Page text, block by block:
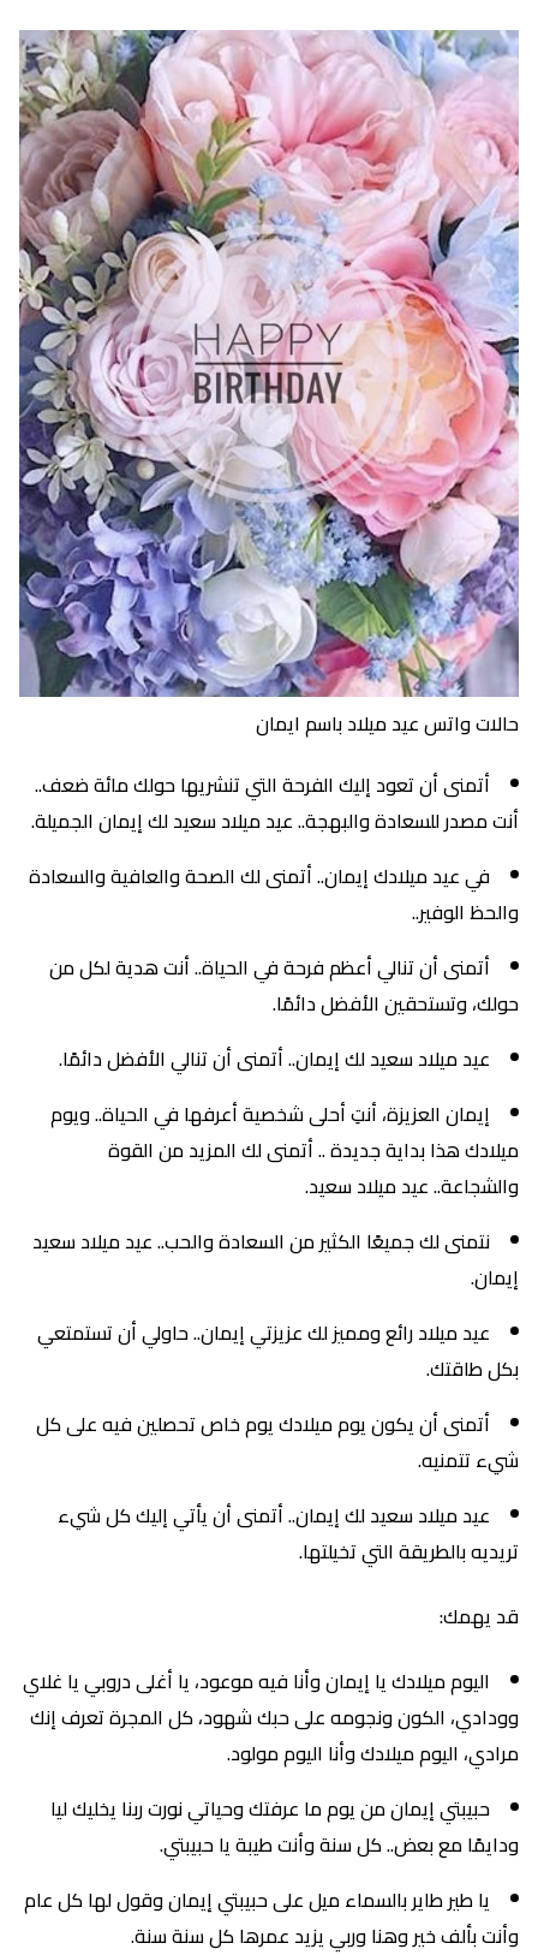
حالات واتس عيد ميلاد باسم ايمان
أتمنى أن تعود إليك الفرحة التي تنشريها حولك مائة ضعف..
أنت مصدر للسعادة والبهجة.. عيد ميلاد سعيد لك إيمان الجميلة.
في عيد ميلادك إيمان.. أتمنى لك الصحة والعافية والسعادة
والحظ الوفير..
أتمنى أن تنالي أعظم فرحة في الحياة.. أنت هدية لكل من
حولك، وتستحقين الأفضل دائمًا.
عيد ميلاد سعيد لك إيمان.. أتمنى أن تنالي الأفضل دائمًا.
إيمان العزيزة، أنتِ أحلى شخصية أعرفها في الحياة.. ويوم
ميلادك هذا بداية جديدة .. أتمنى لك المزيد من القوة
والشجاعة.. عيد ميلاد سعيد.
نتمنى لك جميعًا الكثير من السعادة والحب.. عيد ميلاد سعيد
إيمان.
عيد ميلاد رائع ومميز لك عزيزتي إيمان.. حاولي أن تستمتعي
بكل طاقتك.
أتمنى أن يكون يوم ميلادك يوم خاص تحصلين فيه على كل
شيء تتمنيه.
عيد ميلاد سعيد لك إيمان.. أتمنى أن يأتي إليك كل شيء
تريديه بالطريقة التي تخيلتها.
قد يهمك:
اليوم ميلادك يا إيمان وأنا فيه موعود، يا أغلى دروبي يا غلاي
وودادي، الكون ونجومه على حبك شهود، كل المجرة تعرف إنك
مرادي، اليوم ميلادك وأنا اليوم مولود.
حبيبتي إيمان من يوم ما عرفتك وحياتي نورت ربنا يخليك ليا
ودايمًا مع بعض.. كل سنة وأنت طيبة يا حبيبتي.
يا طير طاير بالسماء ميل على حبيبتي إيمان وقول لها كل عام
وأنت بألف خير وهنا وربي يزيد عمرها كل سنة سنة.